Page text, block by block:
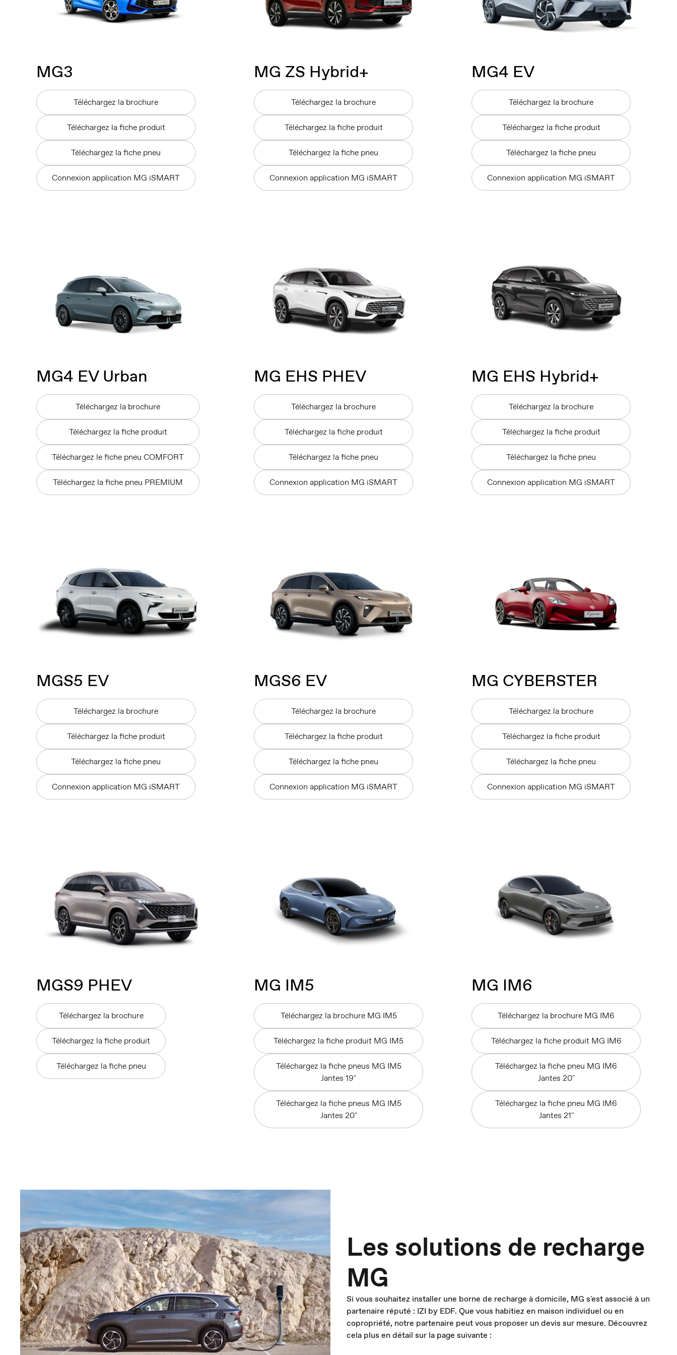
MG3
Téléchargez la brochure
Téléchargez la fiche produit
Téléchargez la fiche pneu
Connexion application MG iSMART
MG ZS Hybrid+
Téléchargez la brochure
Téléchargez la fiche produit
Téléchargez la fiche pneu
Connexion application MG iSMART
MG4 EV
Téléchargez la brochure
Téléchargez la fiche produit
Téléchargez la fiche pneu
Connexion application MG iSMART
MG4 EV Urban
Téléchargez la brochure
Téléchargez la fiche produit
Téléchargez le fiche pneu COMFORT
Téléchargez la fiche pneu PREMIUM
MG EHS PHEV
Téléchargez la brochure
Téléchargez la fiche produit
Téléchargez la fiche pneu
Connexion application MG iSMART
MG EHS Hybrid+
Téléchargez la brochure
Téléchargez la fiche produit
Téléchargez la fiche pneu
Connexion application MG iSMART
MGS5 EV
Téléchargez la brochure
Téléchargez la fiche produit
Téléchargez la fiche pneu
Connexion application MG iSMART
MGS6 EV
Téléchargez la brochure
Téléchargez la fiche produit
Téléchargez la fiche pneu
Connexion application MG iSMART
MG CYBERSTER
Téléchargez la brochure
Téléchargez la fiche produit
Téléchargez la fiche pneu
Connexion application MG iSMART
MGS9 PHEV
Téléchargez la brochure
Téléchargez la fiche produit
Téléchargez la fiche pneu
MG IM5
Téléchargez la brochure MG IM5
Téléchargez la fiche produit MG IM5
Téléchargez la fiche pneus MG IM5
Jantes 19"
Téléchargez la fiche pneus MG IM5
Jantes 20"
MG IM6
Téléchargez la brochure MG IM6
Téléchargez la fiche produit MG IM6
Téléchargez la fiche pneu MG IM6
Jantes 20"
Téléchargez la fiche pneu MG IM6
Jantes 21"
Les solutions de recharge
MG
Si vous souhaitez installer une borne de recharge à domicile, MG s'est associé à un
partenaire réputé : IZI by EDF. Que vous habitiez en maison individuel ou en
copropriété, notre partenaire peut vous proposer un devis sur mesure. Découvrez
cela plus en détail sur la page suivante :